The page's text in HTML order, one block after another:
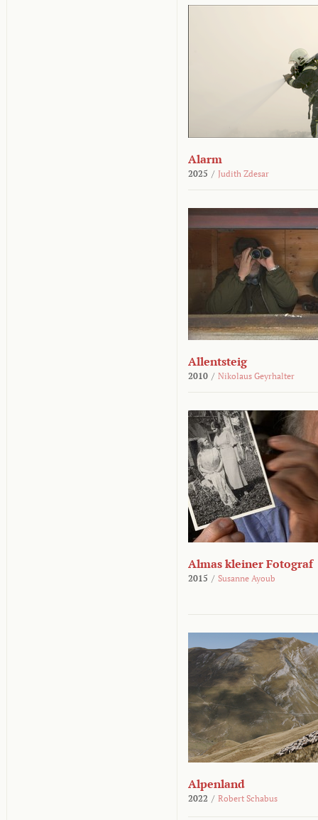
Alarm
2025 / Judith Zdesar
Allentsteig
2010 / Nikolaus Geyrhalter
Almas kleiner Fotograf
2015 / Susanne Ayoub
Alpenland
2022 / Robert Schabus